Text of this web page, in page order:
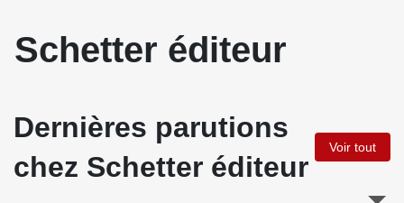
Schetter éditeur
Dernières parutions
chez Schetter éditeur
Voir tout